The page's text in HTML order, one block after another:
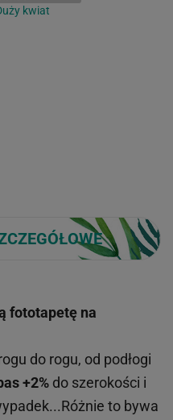
kwiat
fototapetę na
do rogu, od podłogi
+2% do szerokości i
to bywa